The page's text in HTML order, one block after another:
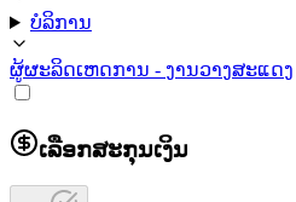
ບໍລິການ
ຜູ້ຜະລິດເຫດການ - ງານວາງສະແດງ
ເລືອກສະກຸນເງິນ